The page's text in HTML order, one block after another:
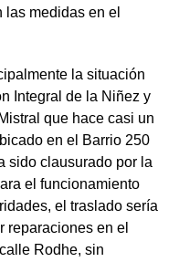
medidas en el
la situación
Integral de la Niñez y
que hace casi un
en el Barrio 250
sido clausurado por la
el funcionamiento
el traslado sería
reparaciones en el
Rodhe, sin